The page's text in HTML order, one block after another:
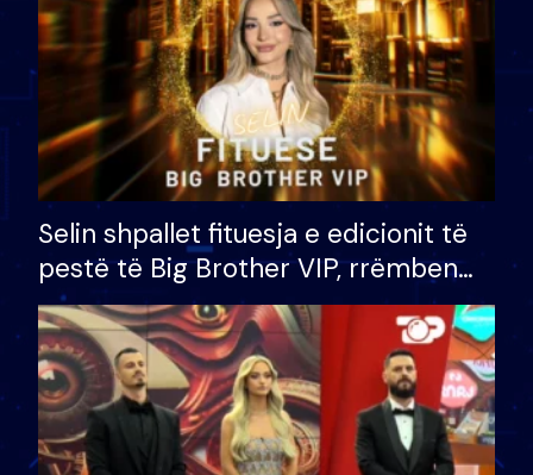
Selin shpallet fituesja e edicionit të
pestë të Big Brother VIP, rrëmben
çmimin e madh prej 100 mijë eurosh